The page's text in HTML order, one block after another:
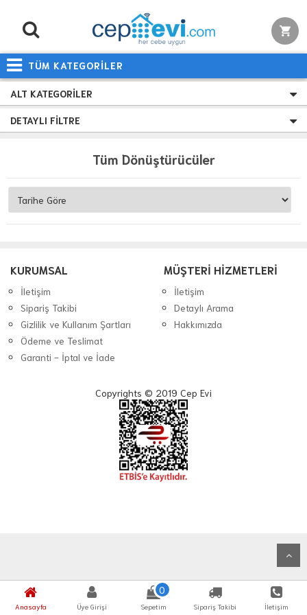
TÜM KATEGORİLER
Anasayfa Üye Girişi
0
Sepetim Sipariş Takibi İletişim
ALT KATEGORILER
DETAYLI FILTRE
Tüm Dönüştürücüler
KURUMSAL
İletişim
Sipariş Takibi
Gizlilik ve Kullanım Şartları
Ödeme ve Teslimat
Garanti - İptal ve İade
MÜŞTERİ HİZMETLERİ
İletişim
Detaylı Arama
Hakkımızda
Copyrights © 2019 Cep Evi